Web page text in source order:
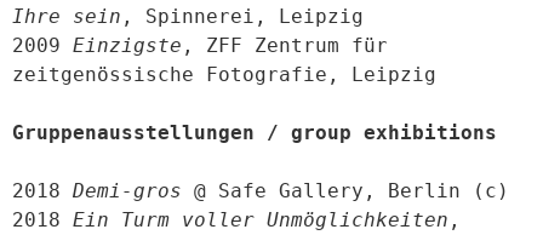
Ihre sein , Spinnerei, Leipzig
2009 Einzigste , ZFF Zentrum für
zeitgenössische Fotografie, Leipzig
Gruppenausstellungen / group exhibitions
2018 Demi-gros @ Safe Gallery, Berlin (c)
2018 Ein Turm voller Unmöglichkeiten ,